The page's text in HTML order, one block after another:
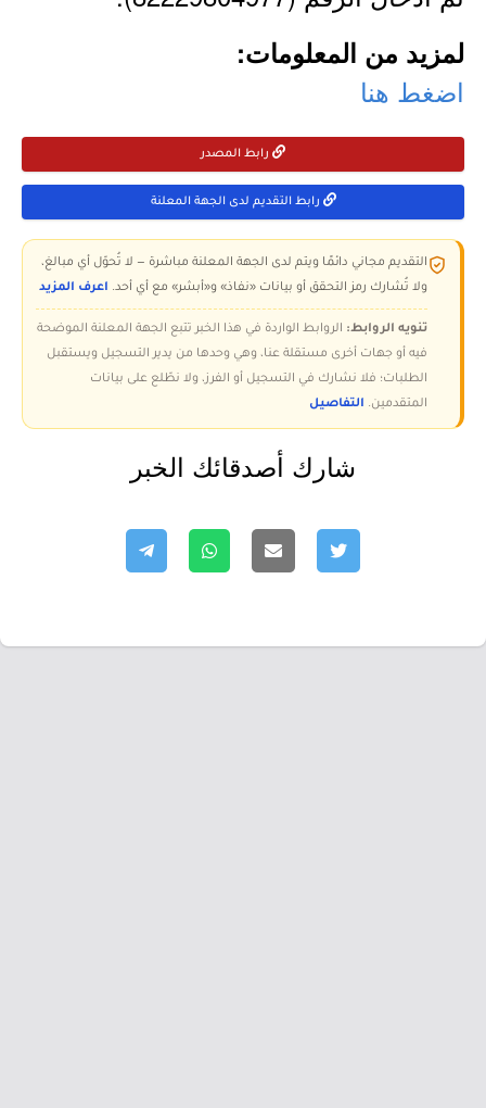
لمزيد من المعلومات:
اضغط هنا
رابط المصدر
رابط التقديم لدى الجهة المعلنة
التقديم مجاني دائمًا ويتم لدى الجهة المعلنة مباشرة — لا تُحوّل أي مبالغ،
ولا تُشارك رمز التحقق أو بيانات «نفاذ» و«أبشر» مع أي أحد. اعرف المزيد
تنويه الروابط: الروابط الواردة في هذا الخبر تتبع الجهة المعلنة الموضحة
فيه أو جهات أخرى مستقلة عنا، وهي وحدها من يدير التسجيل ويستقبل
الطلبات؛ فلا نشارك في التسجيل أو الفرز، ولا نطّلع على بيانات
المتقدمين. التفاصيل
شارك أصدقائك الخبر